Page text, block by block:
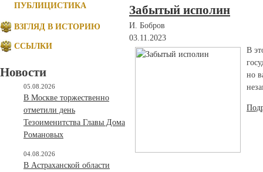
Забытый исполин
И. Бобров
03.11.2023
В
но
ПУБЛИЦИСТИКА
ВЗГЛЯД В ИСТОРИЮ
ССЫЛКИ
Новости
В Москве торжественно
отметили день
Тезоименитства Главы Дома
Романовых
05.08.2026
В Астраханской области
04.08.2026